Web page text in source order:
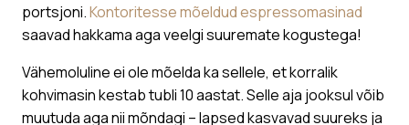
portsjoni.Kontoritesse mõeldud espressomasinad
saavad hakkama aga veelgi suuremate kogustega!
Vähemoluline ei ole mõelda ka sellele, et korralik
kohvimasin kestab tubli 10 aastat. Selle aja jooksul võib
muutuda aga nii mõndagi – lapsed kasvavad suureks ja